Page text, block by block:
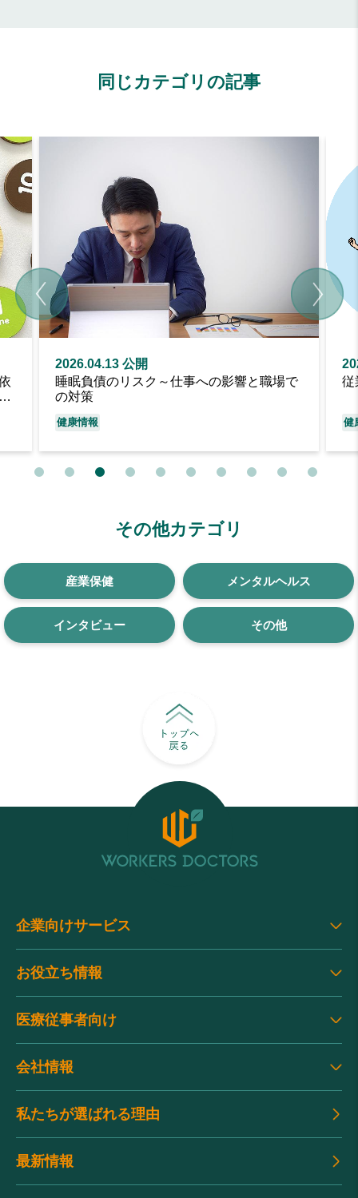
同じカテゴリの記事
2026.04.13 公開
睡眠負債のリスク～仕事への影響と職場で
の対策
健康情報
従
健
その他カテゴリ
産業保健 メンタルヘルス
インタビュー その他
企業向けサービス
お役立ち情報
医療従事者向け
会社情報
私たちが選ばれる理由
最新情報